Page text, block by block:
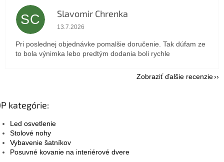
SC Slavomir Chrenka
Hodnotenie obchodu je 5 z 5 hviezdičiek.
13.7.2026
Pri poslednej objednávke pomalšie doručenie. Tak dúfam ze
to bola výnimka lebo predtým dodania boli rychle
Zobraziť ďalšie recenzie
kategórie:
Led osvetlenie
Stolové nohy
Vybavenie šatníkov
Posuvné kovanie na interiérové dvere